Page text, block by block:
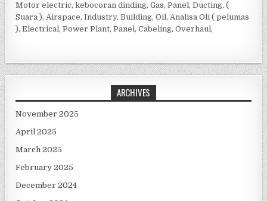
Motor electric, kebocoran dinding, Gas, Panel, Ducting, (
Suara ), Airspace, Industry, Building, Oil, Analisa Oli ( pelumas
), Electrical, Power Plant, Panel, Cabeling, Overhaul,
ARCHIVES
November 2025
April 2025
March 2025
February 2025
December 2024